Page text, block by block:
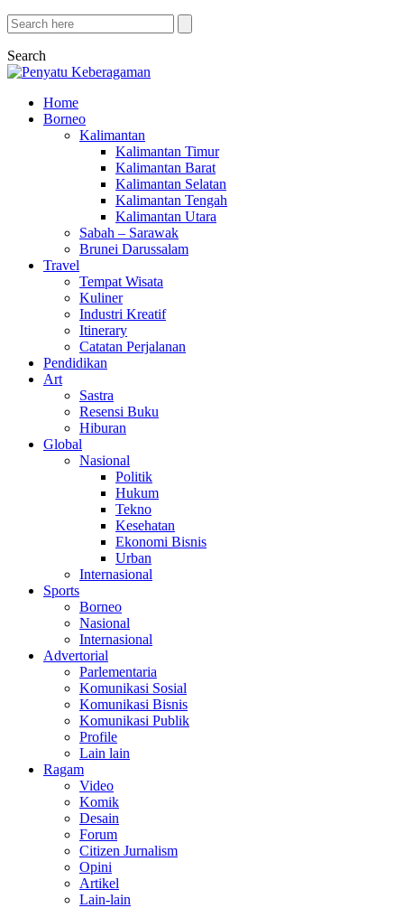
Search
Home
Borneo
Kalimantan
Kalimantan Timur
Kalimantan Barat
Kalimantan Selatan
Kalimantan Tengah
Kalimantan Utara
Sabah – Sarawak
Brunei Darussalam
Travel
Tempat Wisata
Kuliner
Industri Kreatif
Itinerary
Catatan Perjalanan
Pendidikan
Art
Sastra
Resensi Buku
Hiburan
Global
Nasional
Politik
Hukum
Tekno
Kesehatan
Ekonomi Bisnis
Urban
Internasional
Sports
Borneo
Nasional
Internasional
Advertorial
Parlementaria
Komunikasi Sosial
Komunikasi Bisnis
Komunikasi Publik
Profile
Lain lain
Ragam
Video
Komik
Desain
Forum
Citizen Jurnalism
Opini
Artikel
Lain-lain